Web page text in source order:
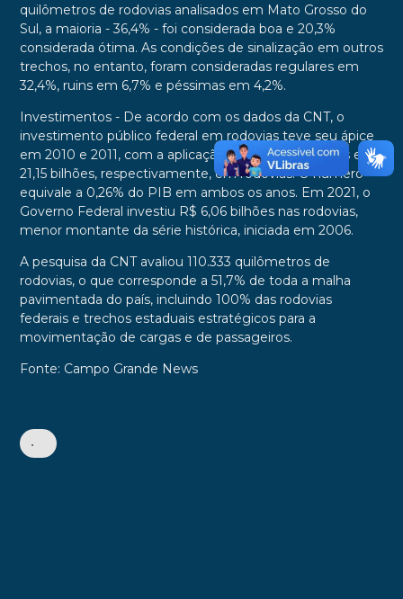
quilômetros de rodovias analisados em Mato Grosso do
Sul, a maioria - 36,4% - foi considerada boa e 20,3%
considerada ótima. As condições de sinalização em outros
trechos, no entanto, foram consideradas regulares em
32,4%, ruins em 6,7% e péssimas em 4,2%.
Investimentos - De acordo com os dados da CNT, o
investimento público federal em rodovias teve seu ápice
em 2010 e 2011, com a aplicação de R$ 20,65 bilhões e R$
21,15 bilhões, respectivamente, em rodovias. O número
equivale a 0,26% do PIB em ambos os anos. Em 2021, o
Governo Federal investiu R$ 6,06 bilhões nas rodovias,
menor montante da série histórica, iniciada em 2006.
A pesquisa da CNT avaliou 110.333 quilômetros de
rodovias, o que corresponde a 51,7% de toda a malha
pavimentada do país, incluindo 100% das rodovias
federais e trechos estaduais estratégicos para a
movimentação de cargas e de passageiros.
Fonte: Campo Grande News
•